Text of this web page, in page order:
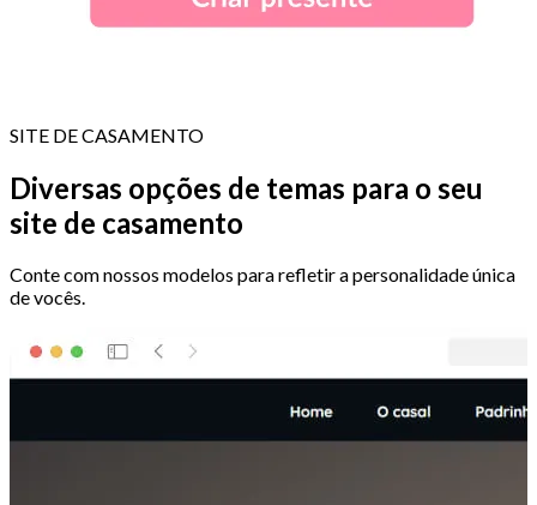
SITE DE CASAMENTO
Diversas opções de temas para o seu
site de casamento
Conte com nossos modelos para refletir a personalidade única
de vocês.